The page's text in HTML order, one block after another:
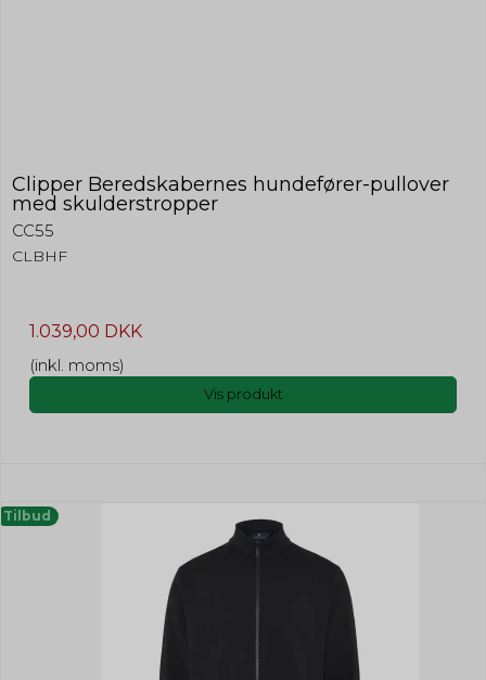
Clipper Beredskabernes hundefører-pullover
med skulderstropper
CC55
CLBHF
1.039,00 DKK
(inkl. moms)
Vis produkt
Tilbud